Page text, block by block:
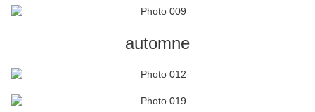
automne